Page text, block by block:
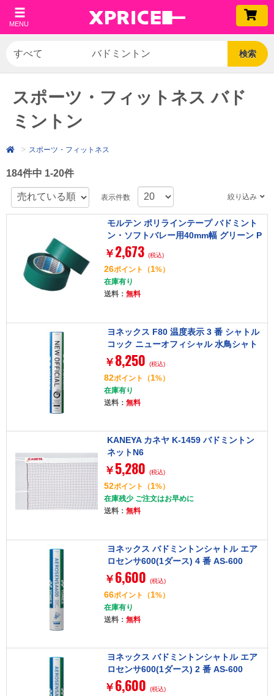
MENU
検索
スポーツ・フィットネス バド
ミントン
スポーツ・フィットネス
184件中 1-20件
表示件数 絞り込み
モルテン ポリラインテープ バドミント
ン・ソフトバレー用40mm幅 グリーン P
T4G
￥ 2,673 (税込)
26ポイント （1%）
在庫有り
送料： 無料
ヨネックス F80 温度表示 3 番 シャトル
コック ニューオフィシャル 水鳥シャト
ル 12 個入り [バドミントンシャトル]
￥ 8,250 (税込)
82ポイント （1%）
在庫有り
送料： 無料
KANEYA カネヤ K-1459 バドミントン
ネットN6
￥ 5,280 (税込)
52ポイント （1%）
在庫残少 ご注文はお早めに
送料： 無料
ヨネックス バドミントンシャトル エア
ロセンサ600(1ダース) 4 番 AS-600
￥ 6,600 (税込)
66ポイント （1%）
在庫有り
送料： 無料
ヨネックス バドミントンシャトル エア
ロセンサ600(1ダース) 2 番 AS-600
￥ 6,600 (税込)